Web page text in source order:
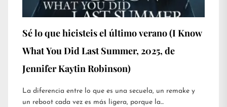
Sé lo que hicisteis el último verano (I Know
What You Did Last Summer, 2025, de
Jennifer Kaytin Robinson)
La diferencia entre lo que es una secuela, un remake y
un reboot cada vez es más ligera, porque la...